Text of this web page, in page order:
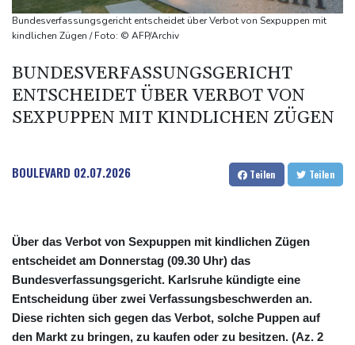
Jahrzehnt
Frei: Über Beteiligung an AfD-Regierung entscheidet nicht CDU
US-Senat stimmt für umfassendes Sanktionspaket gegen
Russland
"Rente mit 63": Unionsfraktionschef Frei offen für Härtefall- und
Bundesverfassungsgericht entscheidet über Verbot von Sexpuppen mit
kindlichen Zügen / Foto: © AFP/Archiv
BUNDESVERFASSUNGSGERICHT
ENTSCHEIDET ÜBER VERBOT VON
SEXPUPPEN MIT KINDLICHEN ZÜGEN
BOULEVARD 02.07.2026 Teilen Teilen
Über das Verbot von Sexpuppen mit kindlichen Zügen
entscheidet am Donnerstag (09.30 Uhr) das
Bundesverfassungsgericht. Karlsruhe kündigte eine
Entscheidung über zwei Verfassungsbeschwerden an.
Diese richten sich gegen das Verbot, solche Puppen auf
den Markt zu bringen, zu kaufen oder zu besitzen. (Az. 2